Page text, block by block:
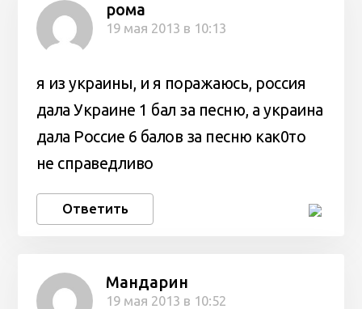
рома
19 мая 2013 в 10:13
я из украины, и я поражаюсь, россия
дала Украине 1 бал за песню, а украина
дала Россие 6 балов за песню как0то
не справедливо
Ответить
Мандарин
19 мая 2013 в 10:52